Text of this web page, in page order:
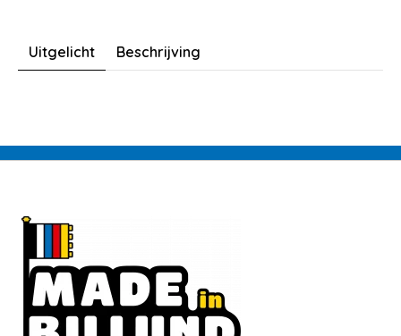
Uitgelicht Beschrijving